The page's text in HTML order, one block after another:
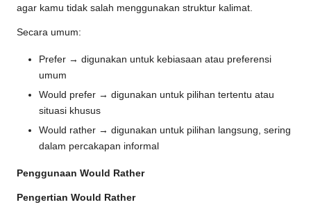
agar kamu tidak salah menggunakan struktur kalimat.
Secara umum:
Prefer → digunakan untuk kebiasaan atau preferensi
umum
Would prefer → digunakan untuk pilihan tertentu atau
situasi khusus
Would rather → digunakan untuk pilihan langsung, sering
dalam percakapan informal
Penggunaan Would Rather
Pengertian Would Rather